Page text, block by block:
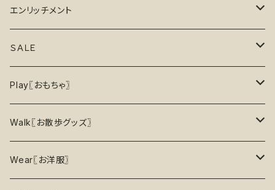
6月の新商品
7月の新商品
8月の新商品
エンリッチメント
フードボウル
おもちゃ
パズル
トレーニング
ＳＡＬＥ
割引で探す
5%OFF
10％OFF
おもちゃ
お洋服
Play〖おもちゃ〗
二度楽しめる！壊すと新しいおもちゃが出てくる！
ノーズワーク【Nosework】
Walk〖お散歩グッズ〗
首輪
Wear〖お洋服〗